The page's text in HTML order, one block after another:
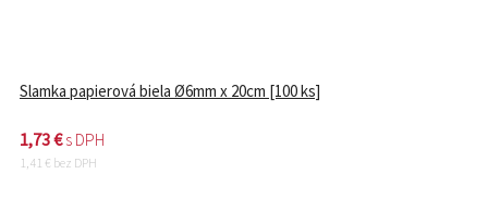
Slamka papierová biela Ø6mm x 20cm [100 ks]
1,73€s DPH
1,41 € bez DPH